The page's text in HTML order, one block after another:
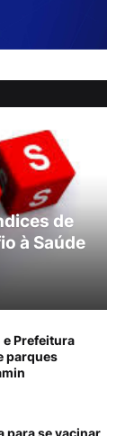
de
à Saúde
Prefeitura
parques
para se vacinar